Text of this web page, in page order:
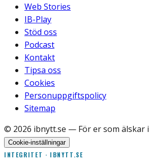
Web Stories
IB-Play
Stöd oss
Podcast
Kontakt
Tipsa oss
Cookies
Personuppgiftspolicy
Sitemap
© 2026 ibnytt.se — För er som älskar
Cookie-inställningar
INTEGRITET · IBNYTT.SE